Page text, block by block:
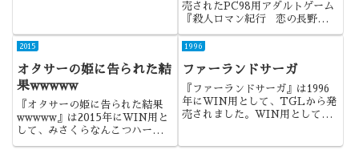
売されたPC98用アダルトゲーム
『殺人ロマン紀行 恋の長野慕
1回目になります。
2015
オタサーの姫に告られた結
果wwwww
『オタサーの姫に告られた結果
wwwww』は2015年にWIN用と
して、みさくらなんこつハースニ
1996
ファーランドサーガ
『ファーランドサーガ』は1996
年にWIN用として、TGLから発
売されました。WIN用として新